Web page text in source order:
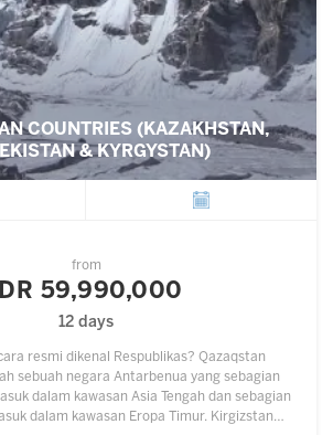
COUNTRIES (KAZAKHSTAN,
& KYRGYSTAN)
from
IDR 59,990,000
12 days
resmi dikenal Respublikas? Qazaqstan
sebuah negara Antarbenua yang sebagian
dalam kawasan Asia Tengah dan sebagian
dalam kawasan Eropa Timur. Kirgizstan…